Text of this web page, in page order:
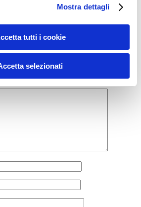
Mostra dettagli
tutti i cookie
selezionati